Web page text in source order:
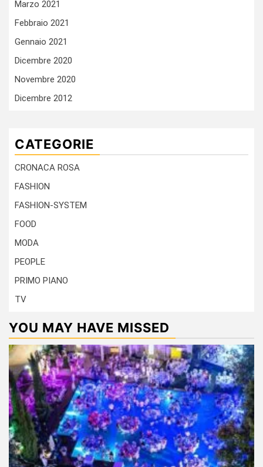
Marzo 2021
Febbraio 2021
Gennaio 2021
Dicembre 2020
Novembre 2020
Dicembre 2012
CATEGORIE
CRONACA ROSA
FASHION
FASHION-SYSTEM
FOOD
MODA
PEOPLE
PRIMO PIANO
TV
YOU MAY HAVE MISSED